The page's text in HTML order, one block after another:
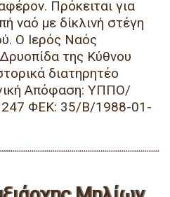
Πρόκειται για
ναό με δίκλινή στέγη
Ο Ιερός Ναός
της Κύθνου
διατηρητέο
Απόφαση: ΥΠΠΟ/
ΦΕΚ: 35/Β/1988-01-